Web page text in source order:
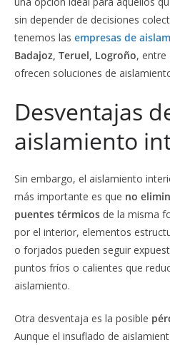
sin depender de decisiones
tenemos las empresas de
Badajoz, Teruel, Logroño, entre
ofrecen soluciones de
Desventajas
aislamiento
Sin embargo, el aislamiento
más importante es que no
puentes térmicos de la misma
por el interior, elementos
o forjados pueden seguir
puntos fríos o calientes que
aislamiento.
Otra desventaja es la posible
Aunque el insuflado de